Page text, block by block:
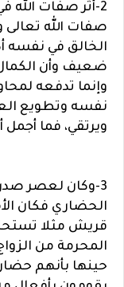
2-أثر صفات
صفات الله
الخالق في نفسه
ضعيف وأن
وإنما تدفعه
نفسه وتطويع
ويرتقي، فما أجمل
3-وكان لعصر
الحضاري فكان
قريش مثلا تستحل
المحرمة من
حينها بأنهم